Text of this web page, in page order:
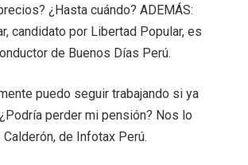
¿Hasta cuándo? ADEMÁS:
candidato por Libertad Popular, es
de Buenos Días Perú.
puedo seguir trabajando si ya
perder mi pensión? Nos lo
de Infotax Perú.